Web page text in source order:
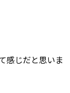
感じだと思いま